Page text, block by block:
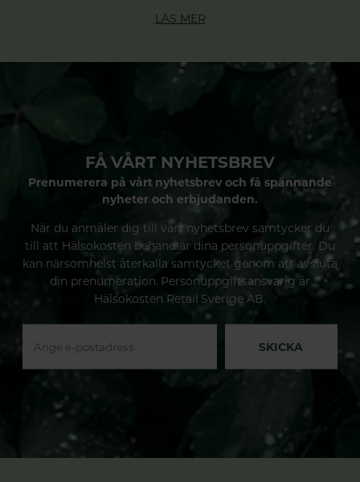
LÄS MER
FÅ VÅRT NYHETSBREV
Prenumerera på vårt nyhetsbrev och få spännande
nyheter och erbjudanden.
När du anmäler dig till vårt nyhetsbrev samtycker du
till att Hälsokosten behandlar dina personuppgifter. Du
kan närsomhelst återkalla samtycket genom att avsluta
din prenumeration. Personuppgiftsansvarig är
Hälsokosten Retail Sverige AB.
SKICKA